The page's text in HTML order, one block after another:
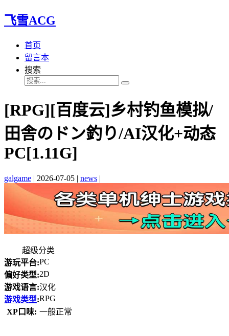
飞雪ACG
首页
留言本
搜索
[RPG][百度云]乡村钓鱼模拟/
田舎のドン釣り/AI汉化+动态
PC[1.11G]
galgame | 2026-07-05 | news |
超级分类
游玩平台:PC
偏好类型:2D
游戏语言:汉化
游戏类型:RPG
XP口味: 一般正常